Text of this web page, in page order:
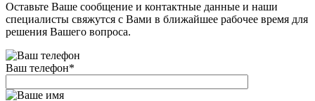
Оставьте Ваше сообщение и контактные данные и наши
специалисты свяжутся с Вами в ближайшее рабочее время для
решения Вашего вопроса.
Ваш телефон*